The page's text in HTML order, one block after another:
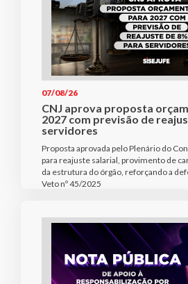
07/08/26
CNJ aprova proposta
2027 com previsão de
servidores
Proposta aprovada pelo Plenário do
para reajuste salarial, provimento de
da estrutura do órgão, reforçando a
Veto nº 45/2025